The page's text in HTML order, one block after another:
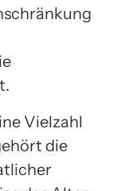
Vielzahl
die